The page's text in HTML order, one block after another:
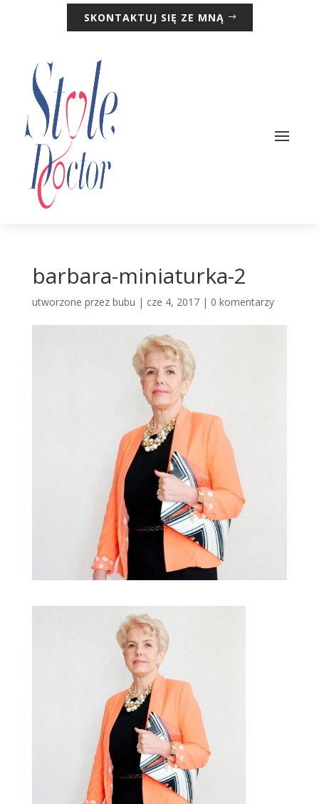
SKONTAKTUJ SIĘ ZE MNĄ
barbara-miniaturka-2
utworzone przez bubu | cze 4, 2017| 0 komentarzy